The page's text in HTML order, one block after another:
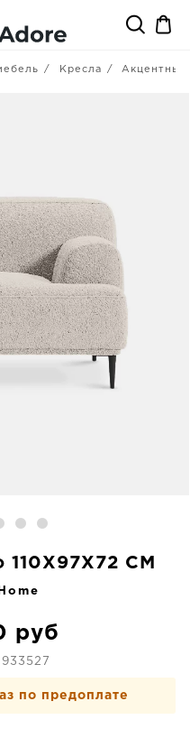
Кресла Акцентные
CM
руб
933527
по предоплате